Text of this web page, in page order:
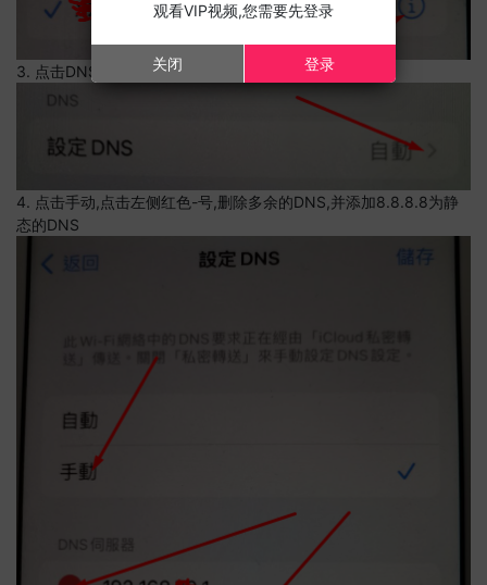
3. 点击DNS设置
4. 点击手动,点击左侧红色-号,删除多余的DNS,并添加8.8.8.8为静
态的DNS
观看VIP视频,您需要先登录
关闭 登录